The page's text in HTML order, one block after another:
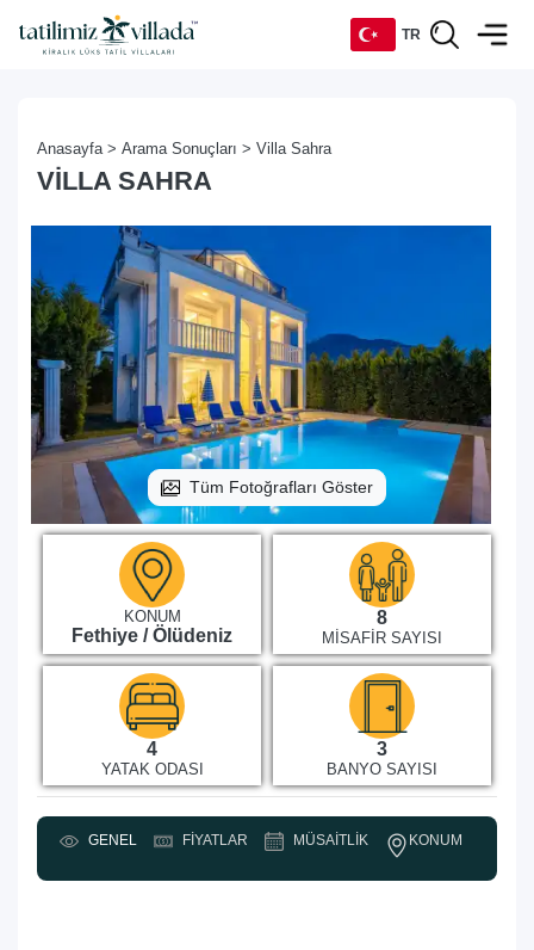
TR
Anasayfa > Arama Sonuçları > Villa Sahra
VILLA SAHRA
Tüm Fotoğrafları Göster
KONUM
Fethiye / Ölüdeniz
8
MISAFIR SAYISI
4
YATAK ODASI
3
BANYO SAYISI
GENEL FIYATLAR MÜSAITLIK KONUM